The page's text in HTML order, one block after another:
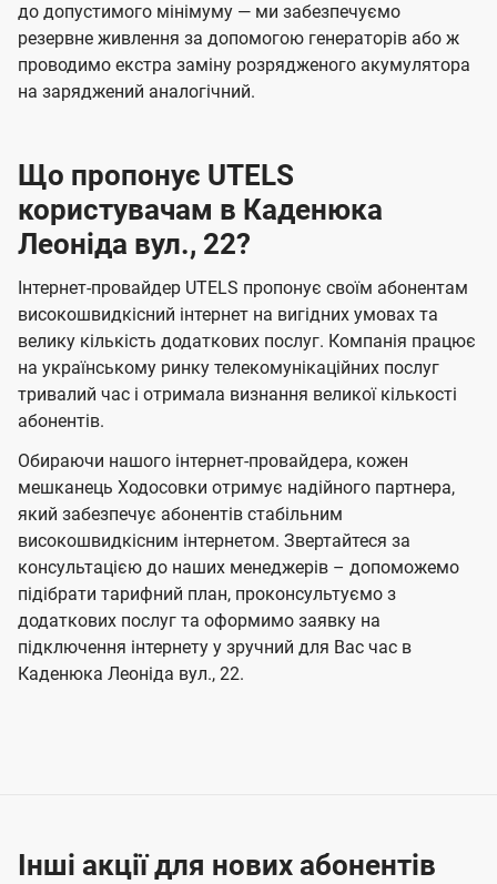
до допустимого мінімуму — ми забезпечуємо
резервне живлення за допомогою генераторів або ж
проводимо екстра заміну розрядженого акумулятора
на заряджений аналогічний.
Що пропонує UTELS
користувачам в Каденюка
Леоніда вул., 22?
Інтернет-провайдер UTELS пропонує своїм абонентам
високошвидкісний інтернет на вигідних умовах та
велику кількість додаткових послуг. Компанія працює
на українському ринку телекомунікаційних послуг
тривалий час і отримала визнання великої кількості
абонентів.
Обираючи нашого інтернет-провайдера, кожен
мешканець Ходосовки отримує надійного партнера,
який забезпечує абонентів стабільним
високошвидкісним інтернетом. Звертайтеся за
консультацією до наших менеджерів – допоможемо
підібрати тарифний план, проконсультуємо з
додаткових послуг та оформимо заявку на
підключення інтернету у зручний для Вас час в
Каденюка Леоніда вул., 22.
Інші акції для нових абонентів